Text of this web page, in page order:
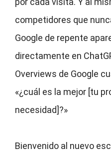
competidores que
Google de repente
directamente en
Overviews de Google
«¿cuál es la mejor [tu
necesidad]?»
Bienvenido al nuevo